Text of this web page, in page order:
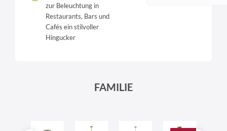
zur Beleuchtung in
Restaurants, Bars und
Cafés ein stilvoller
Hingucker
FAMILIE